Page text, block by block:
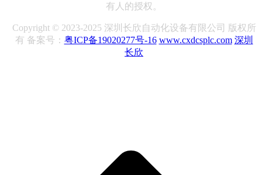
有人的授权。
Copyright © 2023-2025 深圳长欣自动化设备有限公司 版权所
有 备案号： 粤ICP备19020277号-16 www.cxdcsplc.com 深圳
长欣